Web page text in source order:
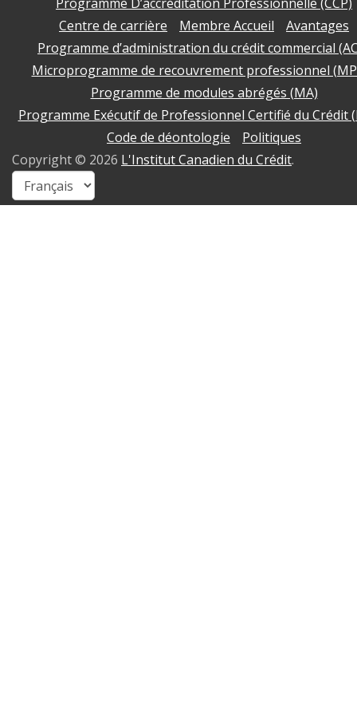
Centre de carrière
Membre Accueil
Avantages
Programme d’administration du crédit commercial
Microprogramme de recouvrement professionnel
Programme de modules abrégés (MA)
Programme Exécutif de Professionnel Certifié du Crédit
Code de déontologie
Politiques
Copyright © 2026 L'Institut Canadien du Crédit.